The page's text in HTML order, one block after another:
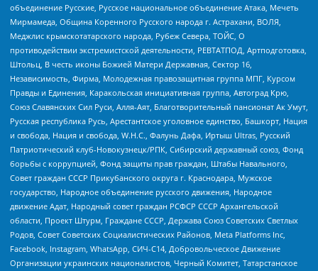
объединение Русские, Русское национальное объединение Атака, Мечеть
Мирмамеда, Община Коренного Русского народа г. Астрахани, ВОЛЯ,
Меджлис крымскотатарского народа, Рубеж Севера, ТОЙС, О
противодействии экстремистской деятельности, РЕВТАТПОД, Артподготовка,
Штольц, В честь иконы Божией Матери Державная, Сектор 16,
Независимость, Фирма, Молодежная правозащитная группа МПГ, Курсом
Правды и Единения, Каракольская инициативная группа, Автоград Крю,
Союз Славянских Сил Руси, Алля-Аят, Благотворительный пансионат Ак Умут,
Русская республика Русь, Арестантское уголовное единство, Башкорт, Нация
и свобода, Нация и свобода, W.H.С., Фалунь Дафа, Иртыш Ultras, Русский
Патриотический клуб-Новокузнецк/РПК, Сибирский державный союз, Фонд
борьбы с коррупцией, Фонд защиты прав граждан, Штабы Навального,
Совет граждан СССР Прикубанского округа г. Краснодара, Мужское
государство, Народное объединение русского движения, Народное
движение Адат, Народный совет граждан РСФСР СССР Архангельской
области, Проект Штурм, Граждане СССР, Держава Союз Советских Светлых
Родов, Совет Советских Социалистических Районов, Meta Platforms Inc,
Facebook, Instagram, WhatsApp, СИЧ-С14, Добровольческое Движение
Организации украинских националистов, Черный Комитет, Татарстанское